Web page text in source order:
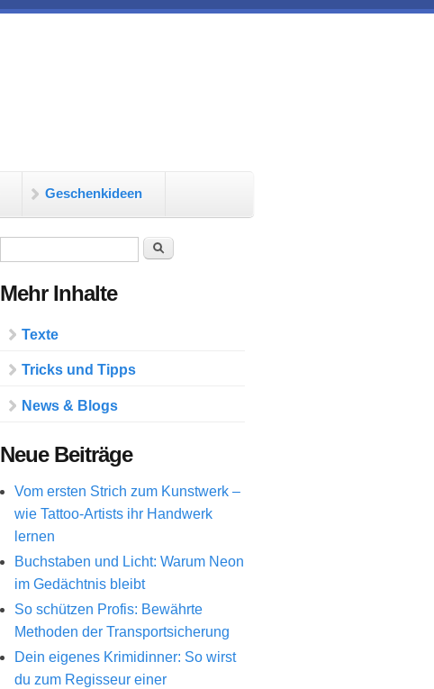
Geschenkideen
Suche
Mehr Inhalte
Texte
Tricks und Tipps
News & Blogs
Neue Beiträge
Vom ersten Strich zum Kunstwerk –
wie Tattoo-Artists ihr Handwerk
lernen
Buchstaben und Licht: Warum Neon
im Gedächtnis bleibt
So schützen Profis: Bewährte
Methoden der Transportsicherung
Dein eigenes Krimidinner: So wirst
du zum Regisseur einer